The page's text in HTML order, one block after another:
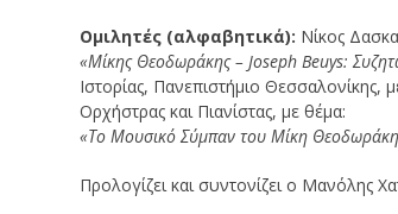
Ομιλητές (αλφαβητικά): Νίκος
«Μίκης Θεοδωράκης – Joseph Beuys:
Ιστορίας, Πανεπιστήμιο Θεσσαλονίκης,
Ορχήστρας και Πιανίστας, με θέμα:
«Το Μουσικό Σύμπαν του Μίκη
Προλογίζει και συντονίζει ο Μανόλης